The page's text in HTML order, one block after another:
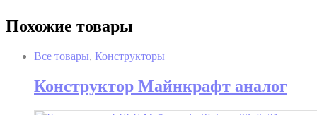
Похожие товары
Все товары, Конструкторы
Конструктор Майнкрафт аналог